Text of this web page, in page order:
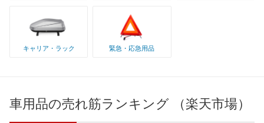
キャリア・ラック 緊急・応急用品
車用品の売れ筋ランキング （楽天市場）